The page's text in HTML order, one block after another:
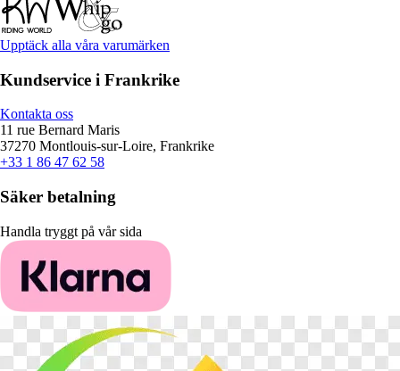
Upptäck alla våra varumärken
Kundservice i Frankrike
Kontakta oss
11 rue Bernard Maris
37270 Montlouis-sur-Loire, Frankrike
+33 1 86 47 62 58
Säker betalning
Handla tryggt på vår sida